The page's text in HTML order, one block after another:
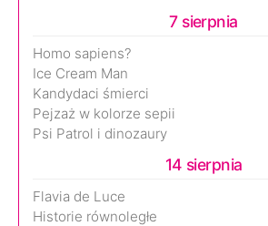
7 sierpnia
Homo sapiens?
Ice Cream Man
Kandydaci śmierci
Pejzaż w kolorze sepii
Psi Patrol i dinozaury
14 sierpnia
Flavia de Luce
Historie równoległe